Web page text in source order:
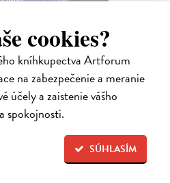
cookies?
kníhkupectva Artforum
na zabezpečenie a meranie
účely a zaistenie vášho
spokojnosti.
SÚHLASÍM
zdi